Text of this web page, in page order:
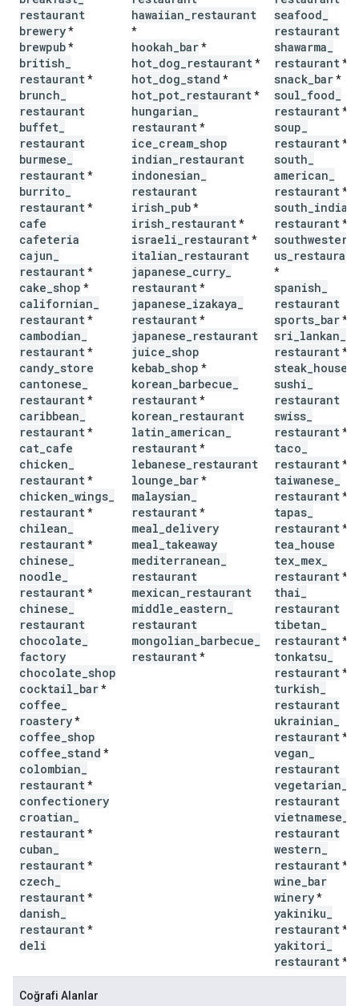
restaurant
brewery*
brewpub*
british
restaurant*
brunch
restaurant
buffet
restaurant
burmese
restaurant*
burrito
restaurant*
cafe
cafeteria
cajun
restaurant*
cake shop *
californian
restaurant*
cambodian
restaurant*
candy store
cantonese
restaurant*
caribbean
restaurant*
cat cafe
chicken
restaurant*
chicken wings
restaurant*
chilean
restaurant*
chinese
noodle
restaurant*
chinese
restaurant
chocolate
factory
chocolate shop
cocktail bar*
coffee
roastery*
coffee shop
coffee stand *
colombian
restaurant*
confectionery
croatian
restaurant*
cuban
restaurant*
czech
restaurant*
danish
restaurant*
deli
hawaiian restaurant
*
hookah bar*
hot dog restaurant*
hot dog stand *
hot pot restaurant*
hungarian
restaurant*
ice cream shop
indian restaurant
indonesian
restaurant
irish pub*
irish restaurant*
israeli restaurant*
italian restaurant
japanese curry
restaurant*
japanese izakaya
restaurant*
japanese restaurant
juice shop
kebab shop *
korean barbecue
restaurant*
korean restaurant
latin american
restaurant*
lebanese restaurant
lounge bar*
malaysian
restaurant*
meal delivery
meal takeaway
mediterranean
restaurant
mexican restaurant
middle eastern
restaurant
mongolian barbecue
restaurant*
seafood
restaurant
shawarma
restaurant*
snack bar*
soul food
restaurant*
soup
restaurant*
south
american
restaurant*
south indian
restaurant*
southwestern
us restaurant
*
spanish
restaurant
sports bar*
sri lankan
restaurant*
steak house
sushi
restaurant
swiss
restaurant*
taco
restaurant*
taiwanese
restaurant*
tapas
restaurant*
tea house
tex mex
restaurant*
thai
restaurant
tibetan
restaurant*
tonkatsu
restaurant*
turkish
restaurant
ukrainian
restaurant*
vegan
restaurant
vegetarian
restaurant
vietnamese
restaurant
western
restaurant*
wine bar
winery*
yakiniku
restaurant*
yakitori
restaurant*
Coğrafi Alanlar